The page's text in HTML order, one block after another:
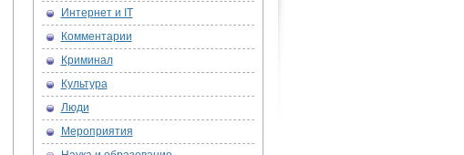
Интернет и IT
Комментарии
Криминал
Культура
Люди
Мероприятия